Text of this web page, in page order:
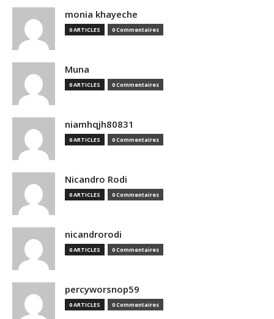
monia khayeche
0 ARTICLES 0 Commentaires
Muna
0 ARTICLES 0 Commentaires
niamhqjh80831
0 ARTICLES 0 Commentaires
Nicandro Rodi
0 ARTICLES 0 Commentaires
nicandrorodi
0 ARTICLES 0 Commentaires
percyworsnop59
0 ARTICLES 0 Commentaires